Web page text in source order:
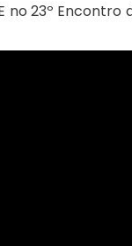
23º Encontro